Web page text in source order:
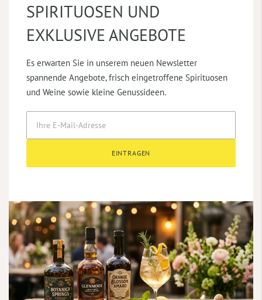
SPIRITUOSEN UND
EXKLUSIVE ANGEBOTE
Es erwarten Sie in unserem neuen Newsletter
spannende Angebote, frisch eingetroffene Spirituosen
und Weine sowie kleine Genussideen.
EINTRAGEN